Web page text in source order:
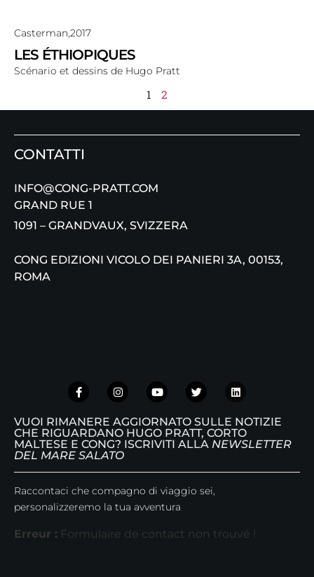
Casterman,2017
LES ÉTHIOPIQUES
Scénario et dessins de Hugo Pratt
1 2
CONTATTI
INFO@CONG-PRATT.COM
GRAND RUE 1
1091 – GRANDVAUX, SVIZZERA
CONG EDIZIONI VICOLO DEI PANIERI 3A, 00153,
ROMA
VUOI RIMANERE AGGIORNATO SULLE NOTIZIE
CHE RIGUARDANO HUGO PRATT, CORTO
MALTESE E CONG? ISCRIVITI ALLA NEWSLETTER
DEL MARE SALATO
Raccontaci che compagno di viaggio sei,
personalizzeremo la tua avventura
Erreur : Formulaire de contact non trouvé !